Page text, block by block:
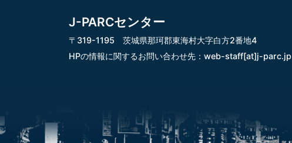
J-PARCセンター
〒319-1195 茨城県那珂郡東海村大字白方2番地4
HPの情報に関するお問い合わせ先： web-staff[at]j-parc.jp